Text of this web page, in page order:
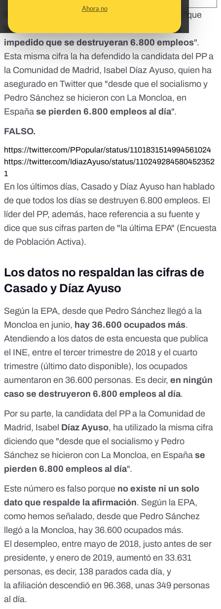
Ahora no
Casado, presidente del PP, ha dicho "
que
todos los días el Gobierno de
Sánchez no ha
impedido que se destruyeran 6.800 empleos".
Esta misma cifra la ha defendido la candidata del PP a
la Comunidad de Madrid, Isabel Díaz Ayuso, quien ha
asegurado en Twitter que "desde que el socialismo y
Pedro Sánchez se hicieron con La Moncloa, en
España se pierden 6.800 empleos al día".
FALSO.
https://twitter.com/PPopular/status/1101831514994561024
https://twitter.com/IdiazAyuso/status/110249284580452352
1
En los últimos días, Casado y Díaz Ayuso han hablado
de que todos los días se destruyen 6.800 empleos. El
líder del PP, además, hace referencia a su fuente y
dice que sus cifras parten de "la última EPA" (Encuesta
de Población Activa).
Los datos no respaldan las cifras de
Casado y Díaz Ayuso
Según la EPA, desde que Pedro Sánchez llegó a la
Moncloa en junio, hay 36.600 ocupados más.
Atendiendo a los datos de esta encuesta que publica
el INE, entre el tercer trimestre de 2018 y el cuarto
trimestre (último dato disponible), los ocupados
aumentaron en 36.600 personas. Es decir, en ningún
caso se destruyeron 6.800 empleos al día.
Por su parte, la candidata del PP a la Comunidad de
Madrid, Isabel Díaz Ayuso, ha utilizado la misma cifra
diciendo que "desde que el socialismo y Pedro
Sánchez se hicieron con La Moncloa, en España se
pierden 6.800 empleos al día".
Este número es falso porque no existe ni un solo
dato que respalde la afirmación. Según la EPA,
como hemos señalado, desde que Pedro Sánchez
llegó a la Moncloa, hay 36.600 ocupados más.
El desempleo, entre mayo de 2018, justo antes de ser
presidente, y enero de 2019, aumentó en 33.631
personas, es decir, 138 parados cada día, y
la afiliación descendió en 96.368, unas 349 personas
al día.